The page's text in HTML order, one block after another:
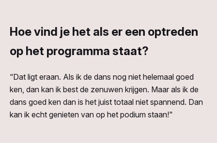
Hoe vind je het als er een optreden
op het programma staat?
“Dat ligt eraan. Als ik de dans nog niet helemaal goed
ken, dan kan ik best de zenuwen krijgen. Maar als ik de
dans goed ken dan is het juist totaal niet spannend. Dan
kan ik echt genieten van op het podium staan!"